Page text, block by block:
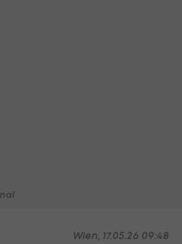
Wien, 17.05.26 09:48